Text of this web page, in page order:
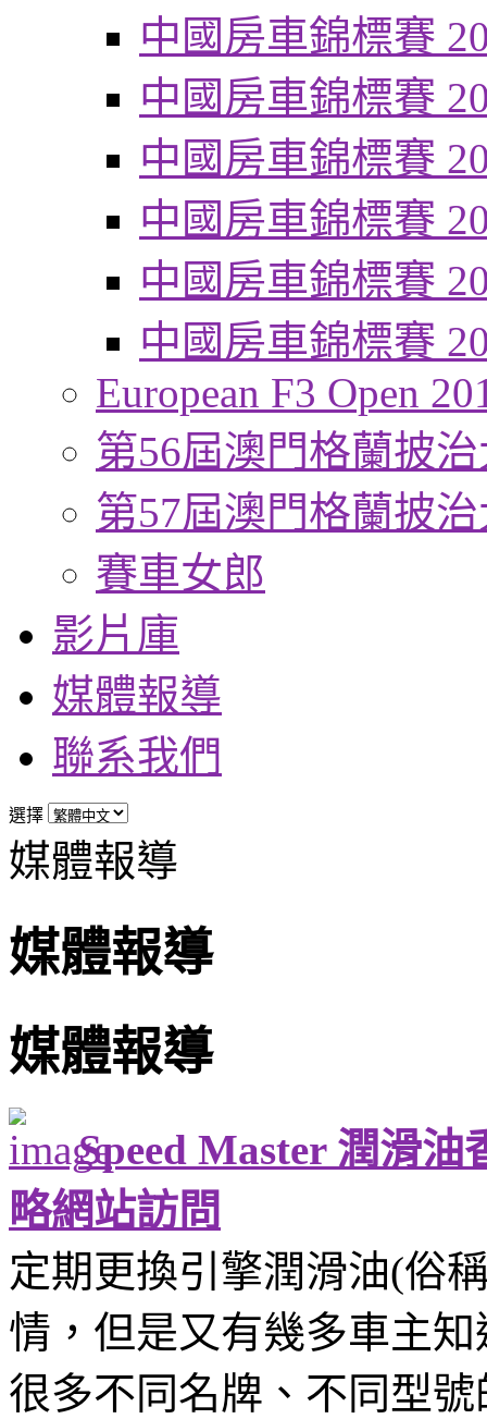
中國房車錦標賽
中國房車錦標賽
中國房車錦標賽
中國房車錦標賽
中國房車錦標賽
中國房車錦標賽
European F3 Open
第56屆澳門格蘭披
第57屆澳門格蘭披
賽車女郎
影片庫
媒體報導
聯系我們
選擇
媒體報導
媒體報導
媒體報導
Speed Master 潤滑
略網站訪問
定期更換引擎潤滑油(俗
情，但是又有幾多車主
很多不同名牌、不同型